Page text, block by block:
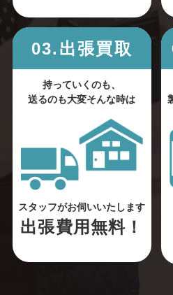
03.出張買取
持っていくのも、
送るのも大変そんな時は
スタッフがお伺いいたします
出張費用無料！